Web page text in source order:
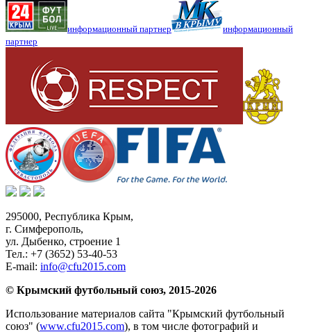
информационный партнер
информационный
партнер
295000, Республика Крым,
г. Симферополь,
ул. Дыбенко, строение 1
Тел.: +7 (3652) 53-40-53
E-mail: info@cfu2015.com
© Крымский футбольный союз, 2015-2026
Использование материалов сайта "Крымский футбольный
союз" (www.cfu2015.com), в том числе фотографий и